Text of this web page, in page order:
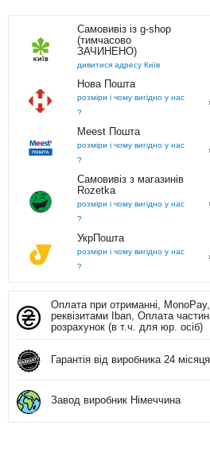
Самовивіз із g-shop
(тимчасово
ЗАЧИНЕНО)
дивитися адресу Київ
Нова Пошта
розміри і чому вигідно у нас
?
Meest Пошта
розміри і чому вигідно у нас
?
Самовивіз з магазинів
Rozetka
розміри і чому вигідно у нас
?
УкрПошта
розміри і чому вигідно у нас
?
Оплата при отриманні,
реквізитами Iban, Оплата
розрахунок (в т.ч. для юр. осіб)
Гарантія від виробника 24 місяця
Завод виробник Німеччина